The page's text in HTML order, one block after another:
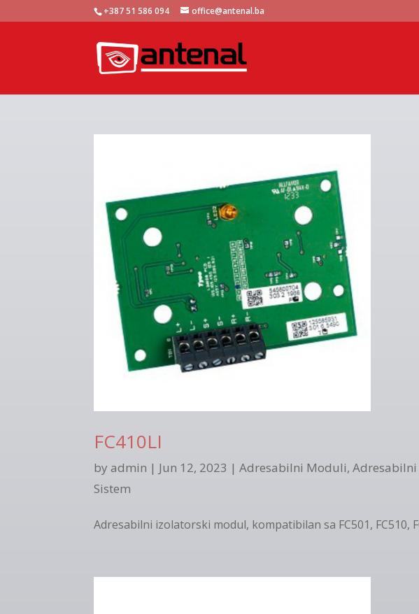
+387 51 586 094 office@antenal.ba
FC410LI
byadmin | Jun 12, 2023 |Adresabilni Moduli,Adresabilni
Sistem
Adresabilni izolatorski modul, kompatibilan sa FC501, FC510,